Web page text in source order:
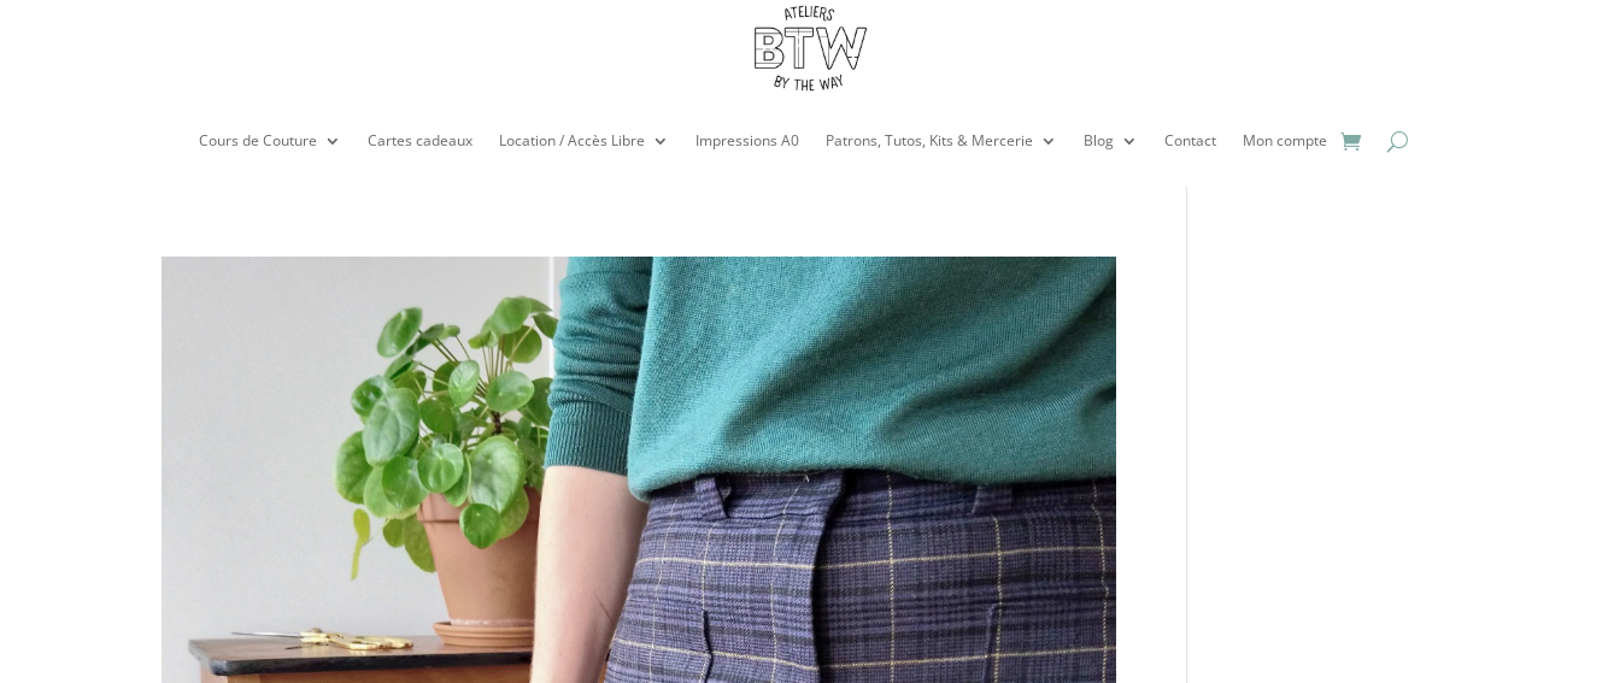
Cours de Couture Cartes cadeaux Location / Accès Libre Impressions A0 Patrons, Tutos, Kits & Mercerie Blog Contact Mon compte